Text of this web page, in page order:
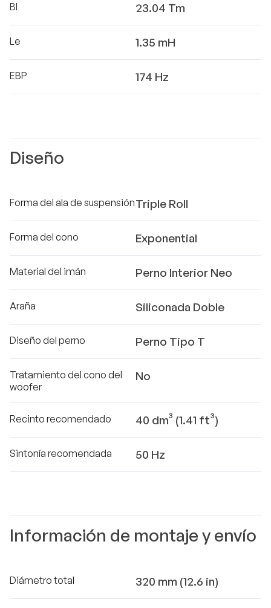
Bl 23.04 Tm
Le 1.35 mH
EBP 174 Hz
Diseño
Forma del ala de suspensiónTriple Roll
Forma del cono Exponential
Material del imán Perno Interior Neo
Araña Siliconada Doble
Diseño del perno Perno Tipo T
Tratamiento del cono del
woofer
No
Recinto recomendado 40 dm³ (1.41 ft³)
Sintonía recomendada 50 Hz
Información de montaje y envío
Diámetro total 320 mm (12.6 in)